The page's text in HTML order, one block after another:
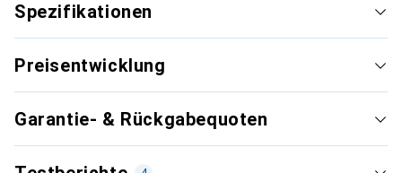
Spezifikationen
Preisentwicklung
Garantie- & Rückgabequoten